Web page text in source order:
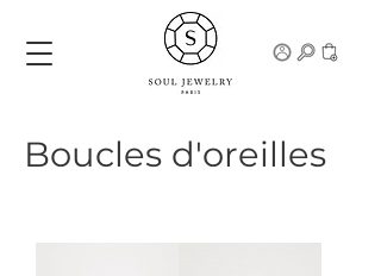
Boucles d'oreilles